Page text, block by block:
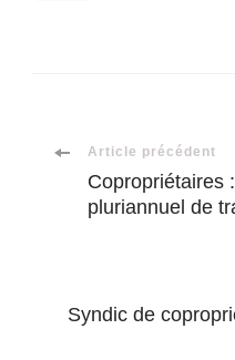
d'article
Article précédent
Copropriétaires
pluriannuel de
Syndic de